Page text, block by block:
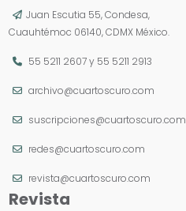
Juan Escutia 55, Condesa,
Cuauhtémoc 06140, CDMX México.
55 5211 2607y 55 5211 2913
archivo@cuartoscuro.com
suscripciones@cuartoscuro.com
redes@cuartoscuro.com
revista@cuartoscuro.com
Revista